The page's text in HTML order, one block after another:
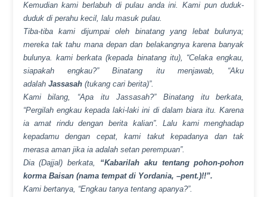
Kemudian kami berlabuh di pulau anda ini. Kami pun duduk-
duduk di perahu kecil, lalu masuk pulau.
Tiba-tiba kami dijumpai oleh binatang yang lebat bulunya;
mereka tak tahu mana depan dan belakangnya karena banyak
bulunya. kami berkata (kepada binatang itu), “Celaka engkau,
siapakah engkau?” Binatang itu menjawab, “Aku
adalah Jassasah(tukang cari berita)”.
Kami bilang, “Apa itu Jassasah?” Binatang itu berkata,
“Pergilah engkau kepada laki-laki ini di dalam biara itu. Karena
ia amat rindu dengan berita kalian”. Lalu kami menghadap
kepadamu dengan cepat, kami takut kepadanya dan tak
merasa aman jika ia adalah setan perempuan”.
Dia (Dajjal) berkata, “Kabarilah aku tentang pohon-pohon
korma Baisan (nama tempat di Yordania, –pent.)!!”.
Kami bertanya, “Engkau tanya tentang apanya?”.